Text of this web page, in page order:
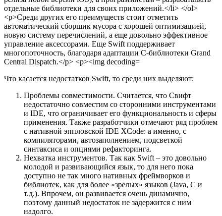
Что касается недостатков Swift, то среди них выделяют:
Проблемы совместимости. Считается, что Свифт
недостаточно совместим со сторонними инструментами
и IDE, что ограничивает его функциональность и сферы
применения. Также разработчики отмечают ряд проблем
с нативной эппловской IDE XCode: а именно, с
компиляторами, автозаполнением, подсветкой
синтаксиса и опциями рефакторинга.
Нехватка инструментов. Так как Swift – это довольно
молодой и развивающийся язык, то для него пока
доступно не так много нативных фреймворков и
библиотек, как для более «зрелых» языков (Java, C и
т.д.). Впрочем, он развивается очень динамично,
поэтому данный недостаток не задержится с ним
надолго.